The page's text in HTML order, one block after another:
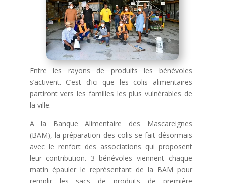
Entre les rayons de produits les bénévoles
s’activent. C’est d’ici que les colis alimentaires
partiront vers les familles les plus vulnérables de
la ville.
A la Banque Alimentaire des Mascareignes
(BAM), la préparation des colis se fait désormais
avec le renfort des associations qui proposent
leur contribution. 3 bénévoles viennent chaque
matin épauler le représentant de la BAM pour